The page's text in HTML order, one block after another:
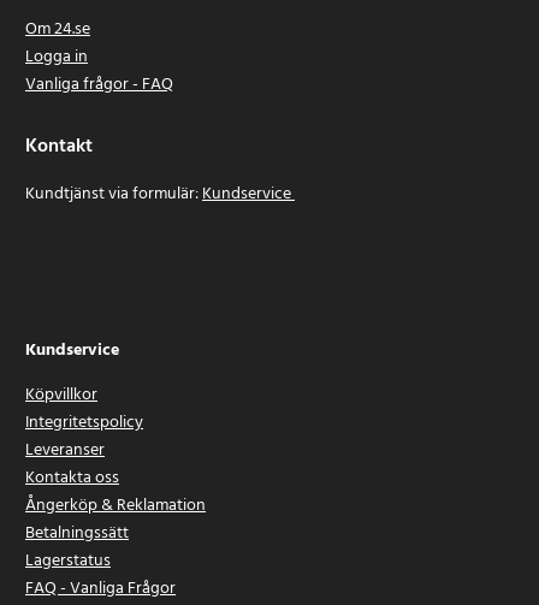
Om 24.se
Logga in
Vanliga frågor - FAQ
Kontakt
Kundtjänst via formulär:Kundservice
Kundservice
Köpvillkor
Integritetspolicy
Leveranser
Kontakta oss
Ångerköp & Reklamation
Betalningssätt
Lagerstatus
FAQ - Vanliga Frågor